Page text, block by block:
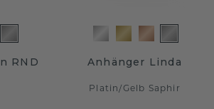
RND Anhänger Linda
Platin/Gelb Saphir